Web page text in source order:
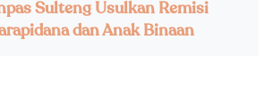
Sulteng Usulkan Remisi
dan Anak Binaan